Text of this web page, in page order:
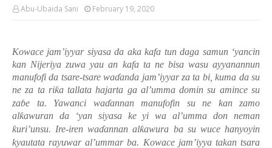
Abu-Ubaida Sani February 19, 2020
Kowace jam’iyyar siyasa da aka kafa tun daga samun ‘yancin
kan Nijeriya zuwa yau an kafa ta ne bisa wasu ayyanannun
manufofi da tsare-tsare waɗanda jam’iyyar za ta bi, kuma da su
ne za ta riƙa tallata hajarta ga al’umma domin su amince su
zaɓe ta. Yawanci waɗannan manufofin su ne kan zamo
alƙawuran da ‘yan siyasa ke yi wa al’umma don neman
ƙuri’unsu. Ire-iren waɗannan alƙawura ba su wuce hanyoyin
kyautata rayuwar al’ummar ba. Kowace jam’iyya takan tsara